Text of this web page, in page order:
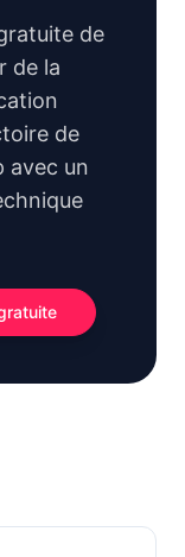
de
de la
de
avec un